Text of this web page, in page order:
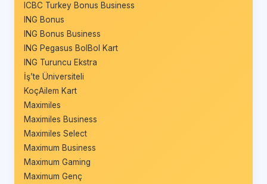
ICBC Turkey Bonus Business
ING Bonus
ING Bonus Business
ING Pegasus BolBol Kart
ING Turuncu Ekstra
İş’te Üniversiteli
KoçAilem Kart
Maximiles
Maximiles Business
Maximiles Select
Maximum Business
Maximum Gaming
Maximum Genç